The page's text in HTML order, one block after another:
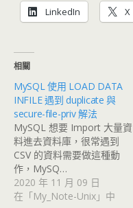
LinkedIn X
相關
MySQL 使用 LOAD DATA
INFILE 遇到 duplicate 與
secure-file-priv 解法
MySQL 想要 Import 大量資
料進去資料庫，很常遇到
CSV 的資料需要做這種動
作，MySQ…
2020 年 11 月 09 日
在「My_Note-Unix」中